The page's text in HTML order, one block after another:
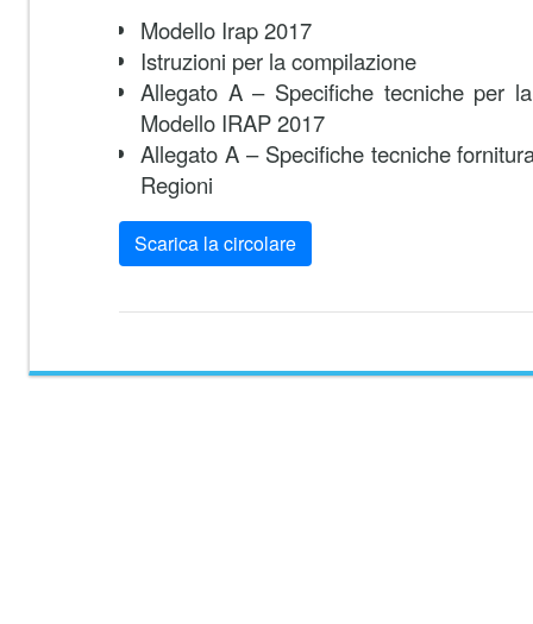
Modello Irap 2017
Istruzioni per la compilazione
Allegato A – Specifiche tecniche per
Modello IRAP 2017
Allegato A – Specifiche tecniche
Regioni
Scarica la circolare